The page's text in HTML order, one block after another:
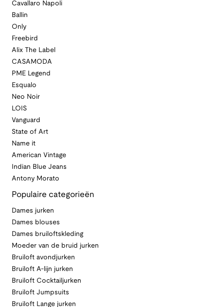
Cavallaro Napoli
Ballin
Only
Freebird
Alix The Label
CASAMODA
PME Legend
Esqualo
Neo Noir
LOIS
Vanguard
State of Art
Name it
American Vintage
Indian Blue Jeans
Antony Morato
Populaire categorieën
Dames jurken
Dames blouses
Dames bruiloftskleding
Moeder van de bruid jurken
Bruiloft avondjurken
Bruiloft A-lijn jurken
Bruiloft Cocktailjurken
Bruiloft Jumpsuits
Bruiloft Lange jurken